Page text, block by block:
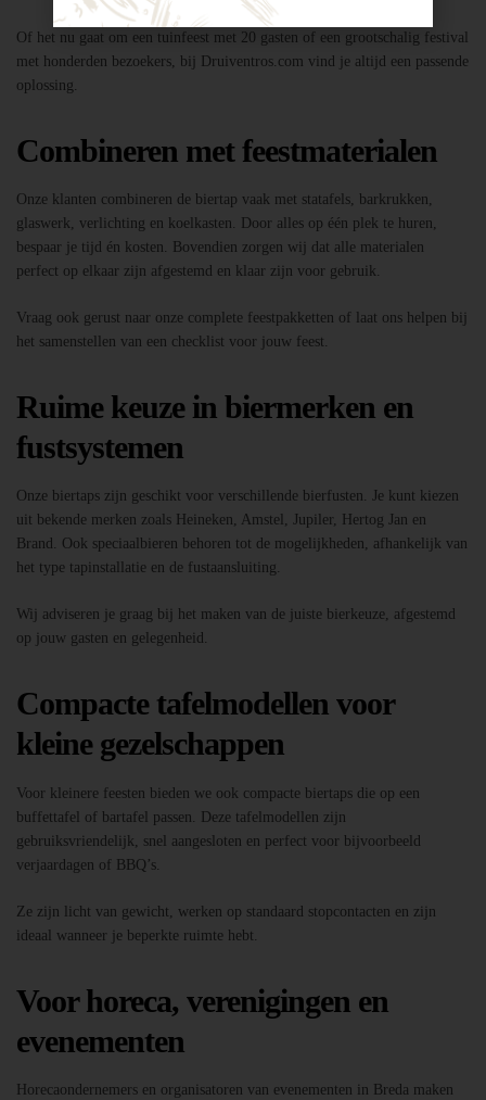
Of het nu gaat om een tuinfeest met 20 gasten of een grootschalig festival
met honderden bezoekers, bij Druiventros.com vind je altijd een passende
oplossing.
Combineren met feestmaterialen
Onze klanten combineren de biertap vaak met statafels, barkrukken,
glaswerk, verlichting en koelkasten. Door alles op één plek te huren,
bespaar je tijd én kosten. Bovendien zorgen wij dat alle materialen
perfect op elkaar zijn afgestemd en klaar zijn voor gebruik.
Vraag ook gerust naar onze complete feestpakketten of laat ons helpen bij
het samenstellen van een checklist voor jouw feest.
Ruime keuze in biermerken en
fustsystemen
Onze biertaps zijn geschikt voor verschillende bierfusten. Je kunt kiezen
uit bekende merken zoals Heineken, Amstel, Jupiler, Hertog Jan en
Brand. Ook speciaalbieren behoren tot de mogelijkheden, afhankelijk van
het type tapinstallatie en de fustaansluiting.
Wij adviseren je graag bij het maken van de juiste bierkeuze, afgestemd
op jouw gasten en gelegenheid.
Compacte tafelmodellen voor
kleine gezelschappen
Voor kleinere feesten bieden we ook compacte biertaps die op een
buffettafel of bartafel passen. Deze tafelmodellen zijn
gebruiksvriendelijk, snel aangesloten en perfect voor bijvoorbeeld
verjaardagen of BBQ’s.
Ze zijn licht van gewicht, werken op standaard stopcontacten en zijn
ideaal wanneer je beperkte ruimte hebt.
Voor horeca, verenigingen en
evenementen
Horecaondernemers en organisatoren van evenementen in Breda maken